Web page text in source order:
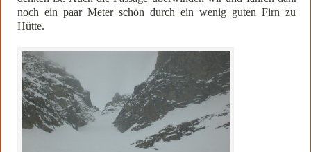
noch ein paar Meter schön durch ein wenig guten Firn zur
Hütte.